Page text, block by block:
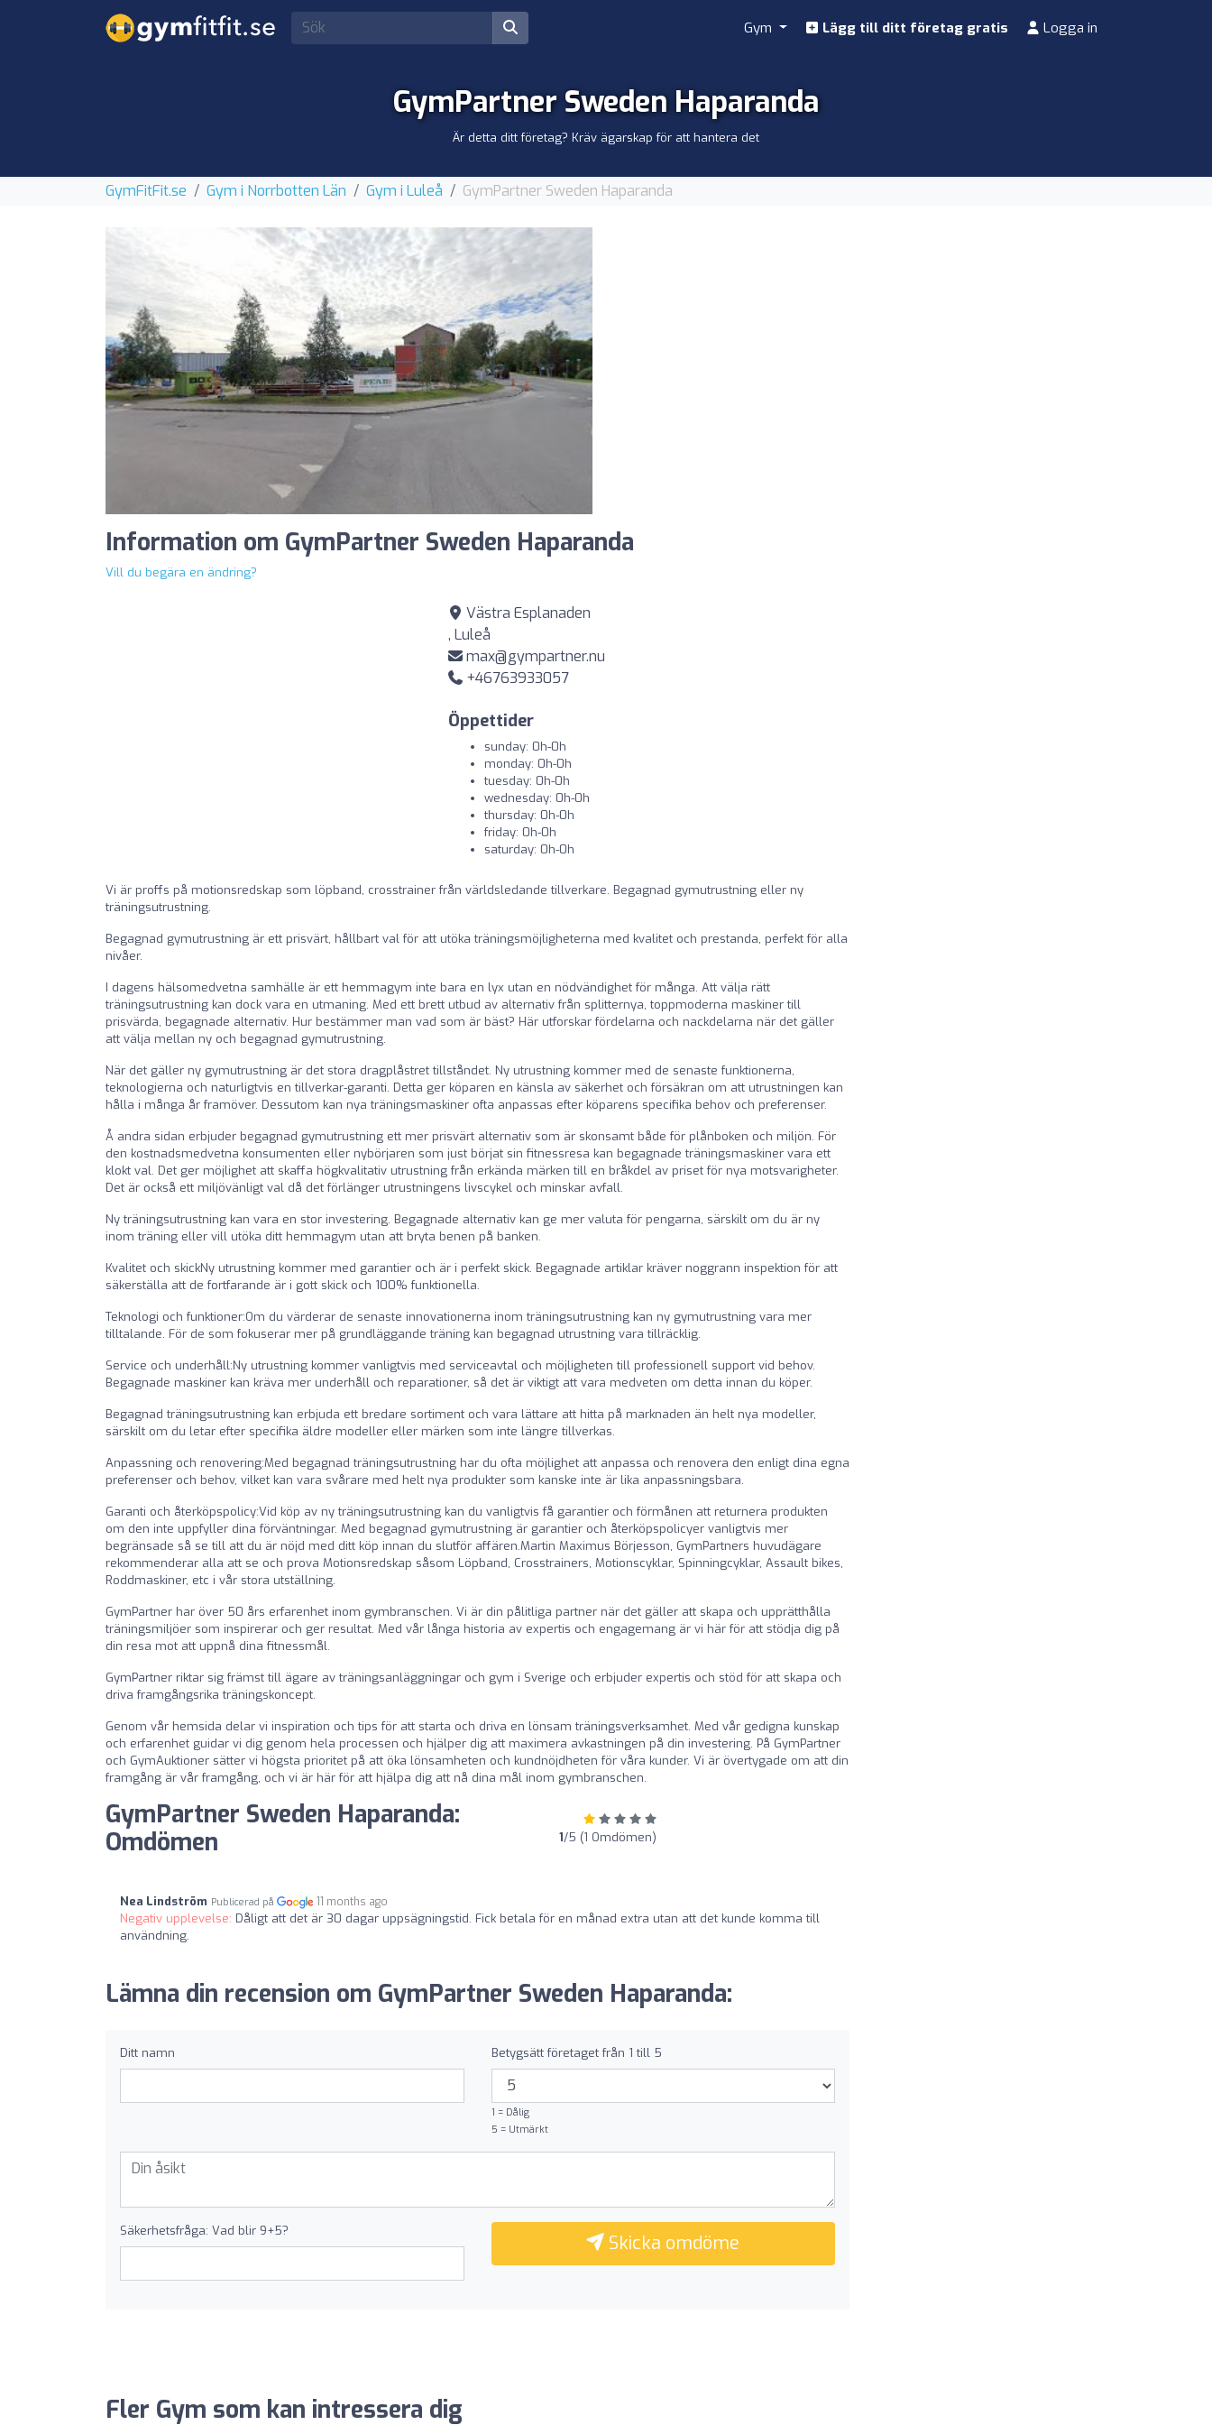
Gym Lägg till ditt företag gratis Logga in
GymPartner Sweden Haparanda
Är detta ditt företag? Kräv ägarskap för att hantera det
GymFitFit.se Gym i Norrbotten Län Gym i Luleå GymPartner Sweden Haparanda
Information om GymPartner Sweden Haparanda
Vill du begära en ändring?
Västra Esplanaden
, Luleå
max@gympartner.nu
+46763933057
Öppettider
sunday: 0h-0h
monday: 0h-0h
tuesday: 0h-0h
wednesday: 0h-0h
thursday: 0h-0h
friday: 0h-0h
saturday: 0h-0h
Vi är proffs på motionsredskap som löpband, crosstrainer från världsledande tillverkare. Begagnad gymutrustning eller ny
träningsutrustning.
Begagnad gymutrustning är ett prisvärt, hållbart val för att utöka träningsmöjligheterna med kvalitet och prestanda, perfekt för alla
nivåer.
I dagens hälsomedvetna samhälle är ett hemmagym inte bara en lyx utan en nödvändighet för många. Att välja rätt
träningsutrustning kan dock vara en utmaning. Med ett brett utbud av alternativ från splitternya, toppmoderna maskiner till
prisvärda, begagnade alternativ. Hur bestämmer man vad som är bäst? Här utforskar fördelarna och nackdelarna när det gäller
att välja mellan ny och begagnad gymutrustning.
När det gäller ny gymutrustning är det stora dragplåstret tillståndet. Ny utrustning kommer med de senaste funktionerna,
teknologierna och naturligtvis en tillverkar-garanti. Detta ger köparen en känsla av säkerhet och försäkran om att utrustningen kan
hålla i många år framöver. Dessutom kan nya träningsmaskiner ofta anpassas efter köparens specifika behov och preferenser.
Å andra sidan erbjuder begagnad gymutrustning ett mer prisvärt alternativ som är skonsamt både för plånboken och miljön. För
den kostnadsmedvetna konsumenten eller nybörjaren som just börjat sin fitnessresa kan begagnade träningsmaskiner vara ett
klokt val. Det ger möjlighet att skaffa högkvalitativ utrustning från erkända märken till en bråkdel av priset för nya motsvarigheter.
Det är också ett miljövänligt val då det förlänger utrustningens livscykel och minskar avfall.
Ny träningsutrustning kan vara en stor investering. Begagnade alternativ kan ge mer valuta för pengarna, särskilt om du är ny
inom träning eller vill utöka ditt hemmagym utan att bryta benen på banken.
Kvalitet och skickNy utrustning kommer med garantier och är i perfekt skick. Begagnade artiklar kräver noggrann inspektion för att
säkerställa att de fortfarande är i gott skick och 100% funktionella.
Teknologi och funktioner:Om du värderar de senaste innovationerna inom träningsutrustning kan ny gymutrustning vara mer
tilltalande. För de som fokuserar mer på grundläggande träning kan begagnad utrustning vara tillräcklig.
Service och underhåll:Ny utrustning kommer vanligtvis med serviceavtal och möjligheten till professionell support vid behov.
Begagnade maskiner kan kräva mer underhåll och reparationer, så det är viktigt att vara medveten om detta innan du köper.
Begagnad träningsutrustning kan erbjuda ett bredare sortiment och vara lättare att hitta på marknaden än helt nya modeller,
särskilt om du letar efter specifika äldre modeller eller märken som inte längre tillverkas.
Anpassning och renovering:Med begagnad träningsutrustning har du ofta möjlighet att anpassa och renovera den enligt dina egna
preferenser och behov, vilket kan vara svårare med helt nya produkter som kanske inte är lika anpassningsbara.
Garanti och återköpspolicy:Vid köp av ny träningsutrustning kan du vanligtvis få garantier och förmånen att returnera produkten
om den inte uppfyller dina förväntningar. Med begagnad gymutrustning är garantier och återköpspolicyer vanligtvis mer
begränsade så se till att du är nöjd med ditt köp innan du slutför affären.Martin Maximus Börjesson, GymPartners huvudägare
rekommenderar alla att se och prova Motionsredskap såsom Löpband, Crosstrainers, Motionscyklar, Spinningcyklar, Assault bikes,
Roddmaskiner, etc i vår stora utställning.
GymPartner har över 50 års erfarenhet inom gymbranschen. Vi är din pålitliga partner när det gäller att skapa och upprätthålla
träningsmiljöer som inspirerar och ger resultat. Med vår långa historia av expertis och engagemang är vi här för att stödja dig på
din resa mot att uppnå dina fitnessmål.
GymPartner riktar sig främst till ägare av träningsanläggningar och gym i Sverige och erbjuder expertis och stöd för att skapa och
driva framgångsrika träningskoncept.
Genom vår hemsida delar vi inspiration och tips för att starta och driva en lönsam träningsverksamhet. Med vår gedigna kunskap
och erfarenhet guidar vi dig genom hela processen och hjälper dig att maximera avkastningen på din investering. På GymPartner
och GymAuktioner sätter vi högsta prioritet på att öka lönsamheten och kundnöjdheten för våra kunder. Vi är övertygade om att din
framgång är vår framgång, och vi är här för att hjälpa dig att nå dina mål inom gymbranschen.
GymPartner Sweden Haparanda:
Omdömen
1/5 (1 Omdömen)
Nea Lindström Publicerad på 11 months ago
Negativ upplevelse: Dåligt att det är 30 dagar uppsägningstid. Fick betala för en månad extra utan att det kunde komma till
användning.
Lämna din recension om GymPartner Sweden Haparanda:
Ditt namn Betygsätt företaget från 1 till 5
1 = Dålig
5 = Utmärkt
Säkerhetsfråga: Vad blir 9+5?
Skicka omdöme
Fler Gym som kan intressera dig